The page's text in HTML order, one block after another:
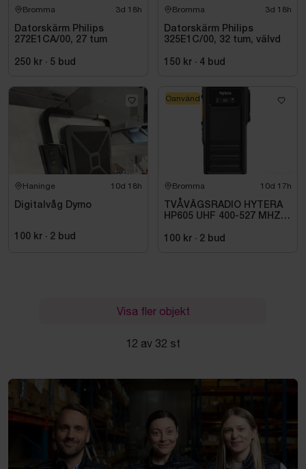
Bromma 3d 18h
Datorskärm Philips
272E1CA/00, 27 tum
250 kr · 5 bud
Bromma 3d 18h
Datorskärm Philips
325E1C/00, 32 tum, välvd
150 kr · 4 bud
Haninge 10d 18h
Digitalvåg Dymo
100 kr · 2 bud
Bromma 10d 17h
TVÅVÄGSRADIO HYTERA
HP605 UHF 400-527 MHZ
100 kr · 2 bud
Oanvänd
Visa fler objekt
12 av 32 st